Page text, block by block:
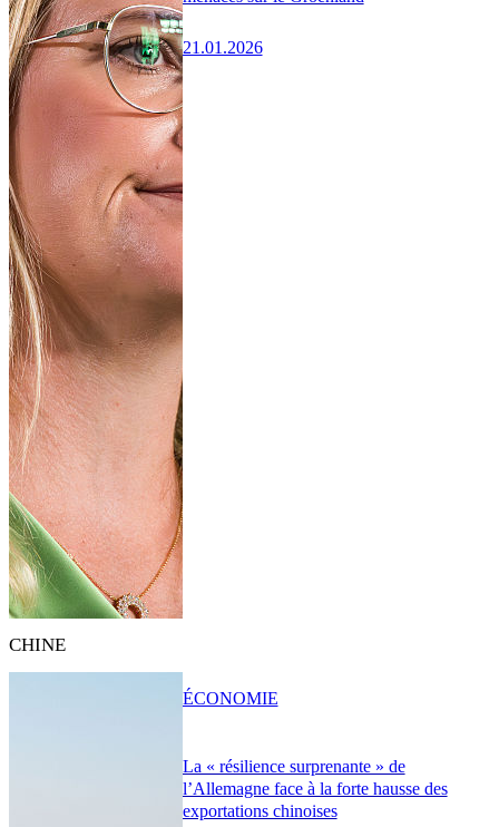
21.01.2026
CHINE
La « résilience surprenante » de
l’Allemagne face à la forte hausse des
exportations chinoises
ÉCONOMIE